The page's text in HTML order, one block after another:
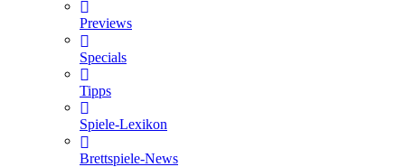
Previews
Specials
Tipps
Spiele-Lexikon
Brettspiele-News